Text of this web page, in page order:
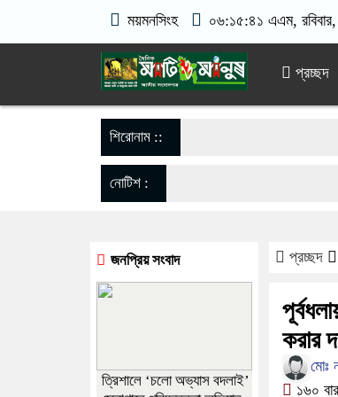
ময়মনসিংহ ০৬:১৫:৪১ এএম,
প্রচ্ছদ
শিরোনাম ::
নোটিশ :
প্রচ্ছদ
করার
​মোঃ
১৬০
জনপ্রিয় সংবাদ
‎ত্রিশালে ‘চলো অভ্যাস বদলাই’